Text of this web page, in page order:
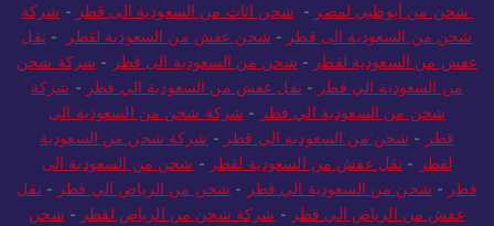
شحن من أبوظبي لمصر - شحن اثاث من السعودية الى قطر - شركة
شحن من السعودية الى قطر - شحن عفش من السعودية لقطر - نقل
عفش من السعودية لقطر - شحن من السعودية الى قطر - شركة شحن
من السعودية الي قطر - نقل عفش من السعودية الي قطر - شركة
شحن من السعودية الي قطر - شركة شحن من السعودية الى
قطر - شحن من السعودية الي قطر - شركة شحن من السعودية
لقطر - نقل عفش من السعودية لقطر - شحن من السعودية الى
قطر - شحن من السعودية الي قطر - شحن من الرياض الي قطر - نقل
عفش من الرياض الي قطر - شركة شحن من الرياض لقطر - شحن